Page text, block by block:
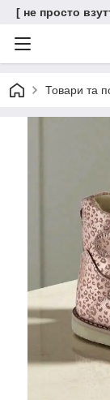
[ не просто
Товари та